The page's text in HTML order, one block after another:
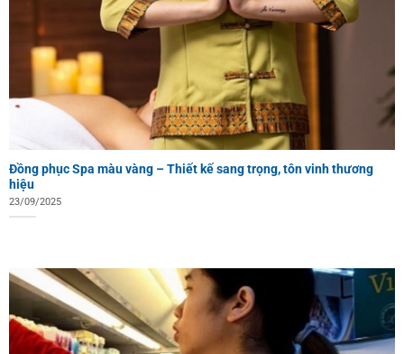
Đồng phục Spa màu vàng – Thiết kế sang trọng, tôn vinh thương
hiệu
23/09/2025